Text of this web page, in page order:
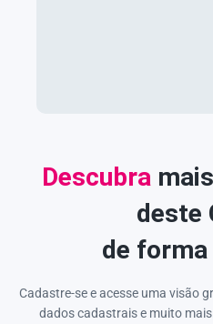
Descubra
deste
de
Cadastre-se e acesse uma visão
dados cadastrais e muito